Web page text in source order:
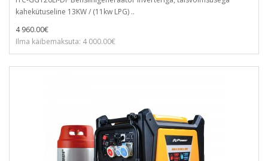
kahekütuseline 13KW / (11kw LPG) ..
4 960.00€
Ilma käibemaksuta: 4 000.00€